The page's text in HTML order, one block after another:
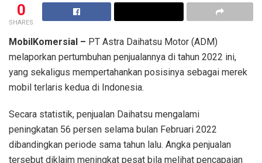
0
SHARES
MobilKomersial – PT Astra Daihatsu Motor (ADM)
melaporkan pertumbuhan penjualannya di tahun 2022 ini,
yang sekaligus mempertahankan posisinya sebagai merek
mobil terlaris kedua di Indonesia.
Secara statistik, penjualan Daihatsu mengalami
peningkatan 56 persen selama bulan Februari 2022
dibandingkan periode sama tahun lalu. Angka penjualan
tersebut diklaim meningkat pesat bila melihat pencapaian